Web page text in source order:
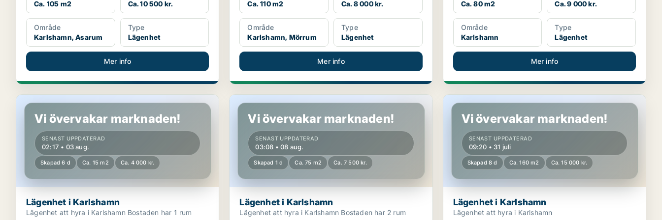
Ca. 105 m2 Ca. 10 500 kr.
Område
Karlshamn, Asarum
Type
Lägenhet
Mer info
Ca. 110 m2 Ca. 8 000 kr.
Område
Karlshamn, Mörrum
Type
Lägenhet
Mer info
Ca. 80 m2 Ca. 9 000 kr.
Område
Karlshamn
Type
Lägenhet
Mer info
Lägenhet i Karlshamn
Vi övervakar marknaden!
SENAST UPPDATERAD
02:17 • 03 aug.
Skapad 6 d Ca. 15 m2 Ca. 4 000 kr.
Lägenhet i Karlshamn
Lägenhet att hyra i Karlshamn Bostaden har 1 rum
Lägenhet i Karlshamn
Vi övervakar marknaden!
SENAST UPPDATERAD
03:08 • 08 aug.
Skapad 1 d Ca. 75 m2 Ca. 7 500 kr.
Lägenhet i Karlshamn
Lägenhet att hyra i Karlshamn Bostaden har 2 rum
Lägenhet i Karlshamn
Vi övervakar marknaden!
SENAST UPPDATERAD
09:20 • 31 juli
Skapad 8 d Ca. 160 m2 Ca. 15 000 kr.
Lägenhet i Karlshamn
Lägenhet att hyra i Karlshamn